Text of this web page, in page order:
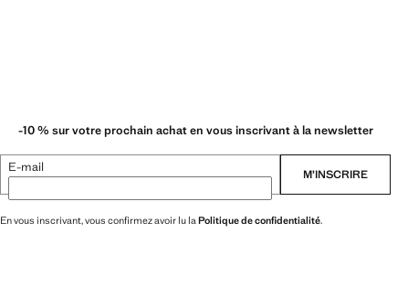
-10 % sur votre prochain achat en vous inscrivant à la newsletter
E-mail M’INSCRIRE
En vous inscrivant, vous confirmez avoir lu laPolitique de confidentialité.